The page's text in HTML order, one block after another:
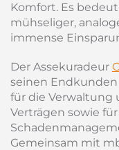
Komfort. Es
mühseliger,
immense
Der Assekuradeur
seinen
für die Verwaltung
Verträgen sowie
Gemeinsam mit